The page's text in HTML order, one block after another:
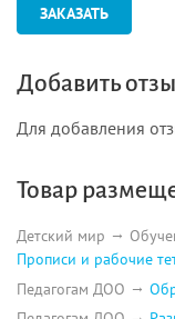
ЗАКАЗАТЬ
Добавить
Для добавления
Товар
Детский мир
Прописи и рабочие
Педагогам ДОО